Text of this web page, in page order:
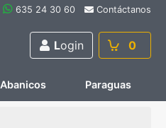
635 24 30 60 Contáctanos
Login 0
Abanicos Paraguas